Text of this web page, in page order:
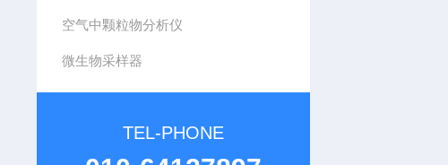
空气中颗粒物分析仪
微生物采样器
TEL-PHONE